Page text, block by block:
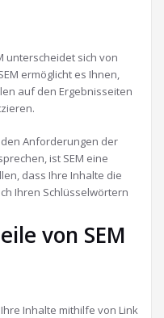
unterscheidet sich von
ermöglicht es Ihnen,
auf den Ergebnisseiten
Anforderungen der
ist SEM eine
dass Ihre Inhalte die
Ihren Schlüsselwörtern
von SEM
Inhalte mithilfe von Link